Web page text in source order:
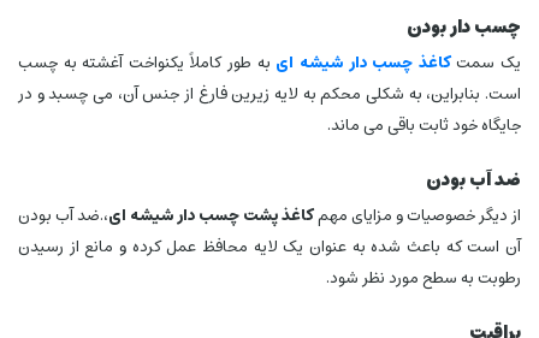
چسب دار بودن
یک سمت کاغذ چسب دار شیشه ای به طور کاملاً یکنواخت آغشته به چسب
است. بنابراین، به شکلی محکم به لایه زیرین فارغ از جنس آن، می چسبد و در
جایگاه خود ثابت باقی می ماند.
ضد آب بودن
از دیگر خصوصیات و مزایای مهمکاغذ پشت چسب دار شیشه ای،.ضد آب بودن
آن است که باعث شده به عنوان یک لایه محافظ عمل کرده و مانع از رسیدن
رطوبت به سطح مورد نظر شود.